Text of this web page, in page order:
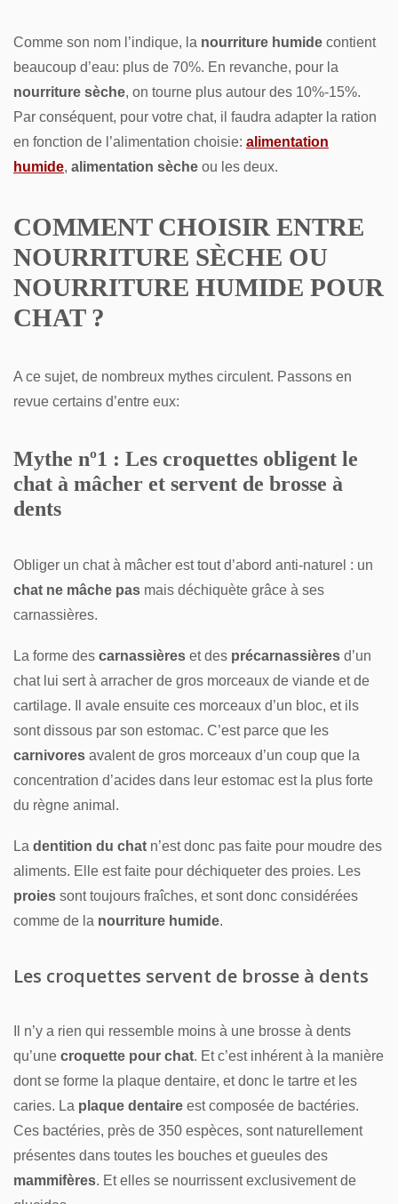
Comme son nom l’indique, la nourriture humide contient
beaucoup d’eau: plus de 70%. En revanche, pour la
nourriture sèche, on tourne plus autour des 10%-15%.
Par conséquent, pour votre chat, il faudra adapter la ration
en fonction de l’alimentation choisie: alimentation
humide, alimentation sèche ou les deux.
COMMENT CHOISIR ENTRE
NOURRITURE SÈCHE OU
NOURRITURE HUMIDE POUR
CHAT ?
A ce sujet, de nombreux mythes circulent. Passons en
revue certains d’entre eux:
Mythe nº1 : Les croquettes obligent le
chat à mâcher et servent de brosse à
dents
Obliger un chat à mâcher est tout d’abord anti-naturel : un
chat ne mâche pas mais déchiquète grâce à ses
carnassières.
La forme des carnassières et des précarnassières d’un
chat lui sert à arracher de gros morceaux de viande et de
cartilage. Il avale ensuite ces morceaux d’un bloc, et ils
sont dissous par son estomac. C’est parce que les
carnivores avalent de gros morceaux d’un coup que la
concentration d’acides dans leur estomac est la plus forte
du règne animal.
La dentition du chat n’est donc pas faite pour moudre des
aliments. Elle est faite pour déchiqueter des proies. Les
proies sont toujours fraîches, et sont donc considérées
comme de la nourriture humide.
Les croquettes servent de brosse à dents
Il n’y a rien qui ressemble moins à une brosse à dents
qu’une croquette pour chat. Et c’est inhérent à la manière
dont se forme la plaque dentaire, et donc le tartre et les
caries. La plaque dentaire est composée de bactéries.
Ces bactéries, près de 350 espèces, sont naturellement
présentes dans toutes les bouches et gueules des
mammifères. Et elles se nourrissent exclusivement de